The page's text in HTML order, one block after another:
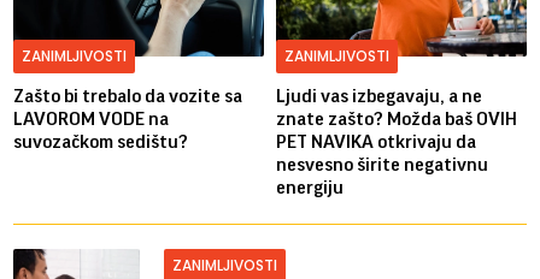
ZANIMLJIVOSTI
Zašto bi trebalo da vozite sa
LAVOROM VODE na
suvozačkom sedištu?
ZANIMLJIVOSTI
Ljudi vas izbegavaju, a ne
znate zašto? Možda baš OVIH
PET NAVIKA otkrivaju da
nesvesno širite negativnu
energiju
ZANIMLJIVOSTI